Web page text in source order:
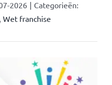
2026 | Categorieën:
Wet franchise